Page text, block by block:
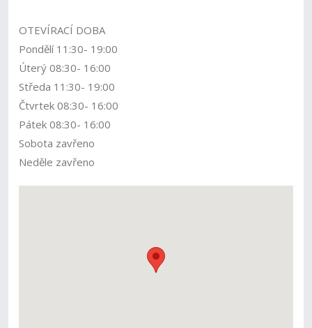
OTEVÍRACÍ DOBA
Pondělí 11:30- 19:00
Úterý 08:30- 16:00
Středa 11:30- 19:00
Čtvrtek 08:30- 16:00
Pátek 08:30- 16:00
Sobota zavřeno
Neděle zavřeno